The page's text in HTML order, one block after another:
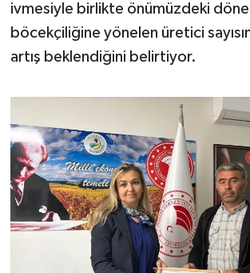
ivmesiyle birlikte önümüzdeki
böcekçiliğine yönelen üretici
artış beklendiğini belirtiyor.